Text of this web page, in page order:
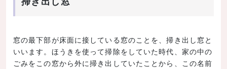
窓の最下部が床面に接している窓のことを、掃き出し窓と
いいます。ほうきを使って掃除をしていた時代、家の中の
ごみをこの窓から外に掃き出していたことから、この名前